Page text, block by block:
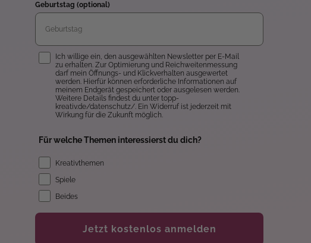
Geburtstag (optional)
Einwilligung
Ich willige ein, den ausgewählten Newsletter per E-Mail
zu erhalten. Zur Optimierung und Reichweitenmessung
darf mein Öffnungs- und Klickverhalten ausgewertet
werden. Hierfür können erforderliche Informationen auf
meinem Endgerät gespeichert oder ausgelesen werden.
Weitere Details findest du unter topp-
kreativ.de/datenschutz/. Ein Widerruf ist jederzeit mit
Wirkung für die Zukunft möglich.
Für welche Themen interessierst du dich?
Kreativthemen
Spiele
Beides
Jetzt kostenlos anmelden